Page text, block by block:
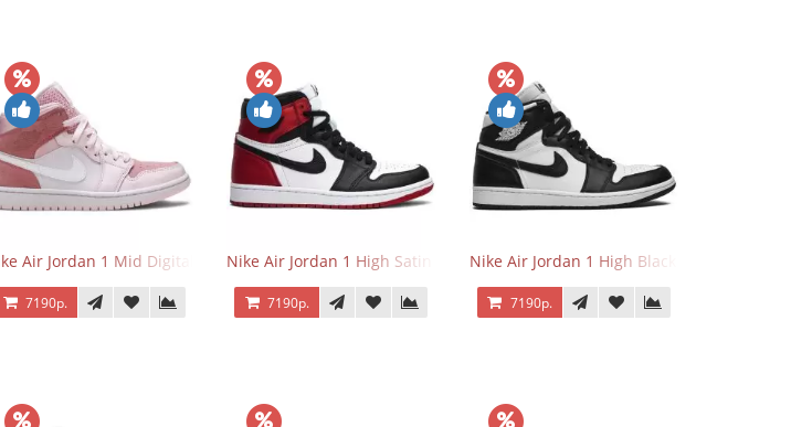
Air Jordan 1 Mid Digital Pink
7190р.
Nike Air Jordan 1 High Satin Black Toe
7190р.
Nike Air Jordan 1 High Black White
7190р.